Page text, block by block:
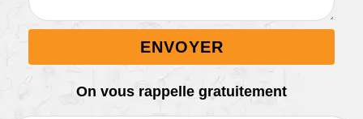
On vous rappelle gratuitement